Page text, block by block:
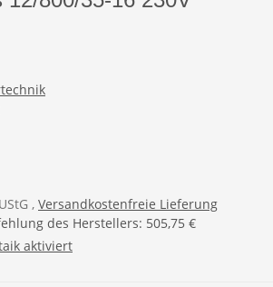
, Versandkostenfreie Lieferung
des Herstellers: 505,75 €
(§ 12 Abs. 3 UStG)
aktiviert